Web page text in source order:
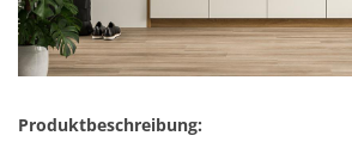
Produktbeschreibung: